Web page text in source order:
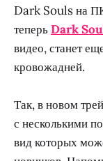
Dark Souls на
теперьDark
видео, станет
кровожадней.
Так, в новом
с несколькими
вид которых